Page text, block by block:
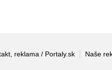
reklama / Portaly.sk Naše